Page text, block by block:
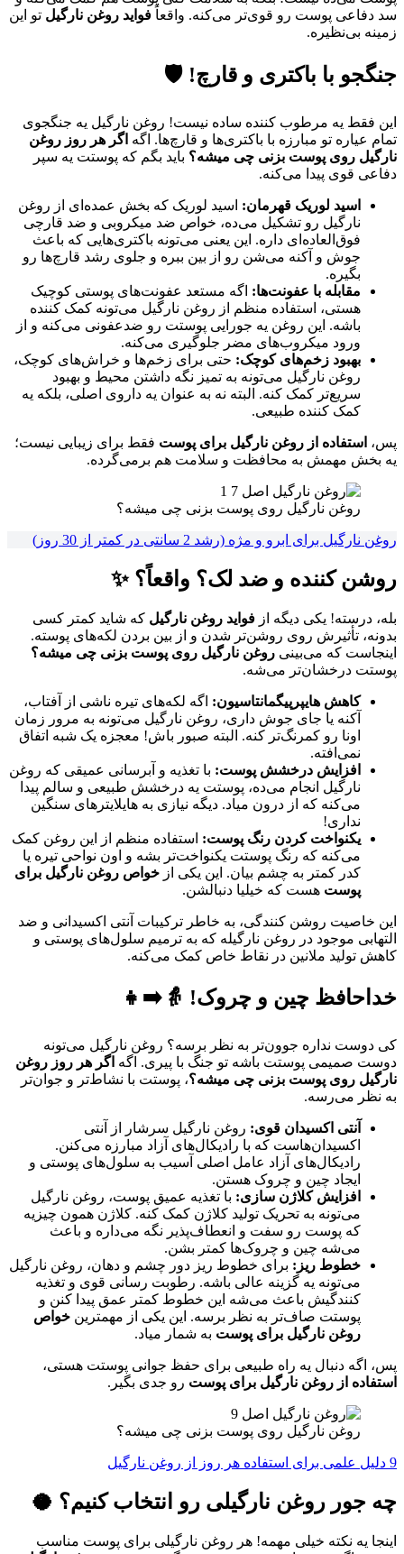
سد دفاعی پوست رو قوی‌تر می‌کنه. واقعاً فواید روغن نارگیل تو این
زمینه بی‌نظیره.
جنگجو با باکتری و قارچ! 🛡️
این فقط یه مرطوب کننده ساده نیست! روغن نارگیل یه جنگجوی
تمام عیاره تو مبارزه با باکتری‌ها و قارچ‌ها. اگه اگر هر روز روغن
نارگیل روی پوست بزنی چی میشه؟ باید بگم که پوستت یه سپر
دفاعی قوی پیدا می‌کنه.
اسید لوریک قهرمان: اسید لوریک که بخش عمده‌ای از روغن
نارگیل رو تشکیل می‌ده، خواص ضد میکروبی و ضد قارچی
فوق‌العاده‌ای داره. این یعنی می‌تونه باکتری‌هایی که باعث
جوش و آکنه می‌شن رو از بین ببره و جلوی رشد قارچ‌ها رو
بگیره.
مقابله با عفونت‌ها: اگه مستعد عفونت‌های پوستی کوچیک
هستی، استفاده منظم از روغن نارگیل می‌تونه کمک کننده
باشه. این روغن یه جورایی پوستت رو ضدعفونی می‌کنه و از
ورود میکروب‌های مضر جلوگیری می‌کنه.
بهبود زخم‌های کوچک: حتی برای زخم‌ها و خراش‌های کوچک،
روغن نارگیل می‌تونه به تمیز نگه داشتن محیط و بهبود
سریع‌تر کمک کنه. البته نه به عنوان یه داروی اصلی، بلکه یه
کمک کننده طبیعی.
پس، استفاده از روغن نارگیل برای پوست فقط برای زیبایی نیست؛
یه بخش مهمش به محافظت و سلامت هم برمی‌گرده.
روغن نارگیل روی پوست بزنی چی میشه؟
روغن نارگیل برای ابرو و مژه (رشد 2 سانتی در کمتر از 30 روز)
روشن کننده و ضد لک؟ واقعاً؟ ✨
بله، درسته! یکی دیگه از فواید روغن نارگیل که شاید کمتر کسی
بدونه، تأثیرش روی روشن‌تر شدن و از بین بردن لکه‌های پوسته.
اینجاست که می‌بینی روغن نارگیل روی پوست بزنی چی میشه؟
پوستت درخشان‌تر می‌شه.
کاهش هایپرپیگمانتاسیون: اگه لکه‌های تیره ناشی از آفتاب،
آکنه یا جای جوش داری، روغن نارگیل می‌تونه به مرور زمان
اونا رو کمرنگ‌تر کنه. البته صبور باش! معجزه یک شبه اتفاق
نمی‌افته.
افزایش درخشش پوست: با تغذیه و آبرسانی عمیقی که روغن
نارگیل انجام می‌ده، پوستت یه درخشش طبیعی و سالم پیدا
می‌کنه که از درون میاد. دیگه نیازی به هایلایترهای سنگین
نداری!
یکنواخت کردن رنگ پوست: استفاده منظم از این روغن کمک
می‌کنه که رنگ پوستت یکنواخت‌تر بشه و اون نواحی تیره یا
کدر کمتر به چشم بیان. این یکی از خواص روغن نارگیل برای
پوست هست که خیلیا دنبالشن.
این خاصیت روشن کنندگی، به خاطر ترکیبات آنتی اکسیدانی و ضد
التهابی موجود در روغن نارگیله که به ترمیم سلول‌های پوستی و
کاهش تولید ملانین در نقاط خاص کمک می‌کنه.
خداحافظ چین و چروک! 👵➡️👧
کی دوست نداره جوون‌تر به نظر برسه؟ روغن نارگیل می‌تونه
دوست صمیمی پوستت باشه تو جنگ با پیری. اگه اگر هر روز روغن
نارگیل روی پوست بزنی چی میشه؟، پوستت با نشاط‌تر و جوان‌تر
به نظر می‌رسه.
آنتی اکسیدان قوی: روغن نارگیل سرشار از آنتی
اکسیدان‌هاست که با رادیکال‌های آزاد مبارزه می‌کنن.
رادیکال‌های آزاد عامل اصلی آسیب به سلول‌های پوستی و
ایجاد چین و چروک هستن.
افزایش کلاژن سازی: با تغذیه عمیق پوست، روغن نارگیل
می‌تونه به تحریک تولید کلاژن کمک کنه. کلاژن همون چیزیه
که پوست رو سفت و انعطاف‌پذیر نگه می‌داره و باعث
می‌شه چین و چروک‌ها کمتر بشن.
خطوط ریز: برای خطوط ریز دور چشم و دهان، روغن نارگیل
می‌تونه یه گزینه عالی باشه. رطوبت رسانی قوی و تغذیه
کنندگیش باعث می‌شه این خطوط کمتر عمق پیدا کنن و
پوستت صاف‌تر به نظر برسه. این یکی از مهمترین خواص
روغن نارگیل برای پوست به شمار میاد.
پس، اگه دنبال یه راه طبیعی برای حفظ جوانی پوستت هستی،
استفاده از روغن نارگیل برای پوست رو جدی بگیر.
روغن نارگیل روی پوست بزنی چی میشه؟
9 دلیل علمی برای استفاده هر روز از روغن نارگیل
چه جور روغن نارگیلی رو انتخاب کنیم؟ 🥥
اینجا یه نکته خیلی مهمه! هر روغن نارگیلی برای پوست مناسب